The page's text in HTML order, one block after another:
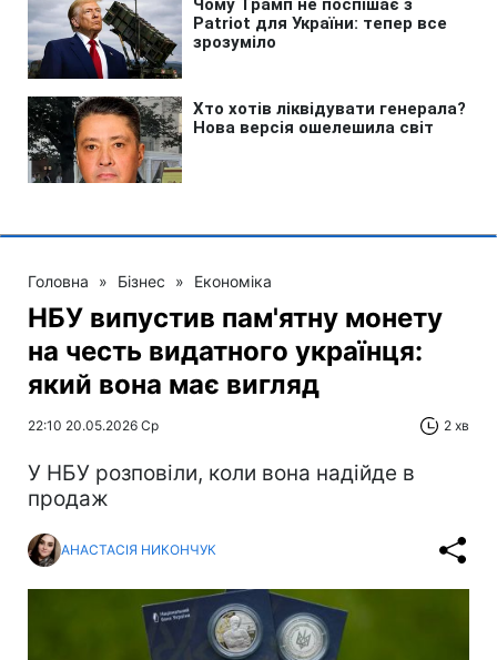
Головна » Бізнес » Економіка
НБУ випустив пам'ятну монету
на честь видатного українця:
який вона має вигляд
22:10 20.05.2026 Ср 2 хв
У НБУ розповіли, коли вона надійде в
продаж
АНАСТАСІЯ НИКОНЧУК